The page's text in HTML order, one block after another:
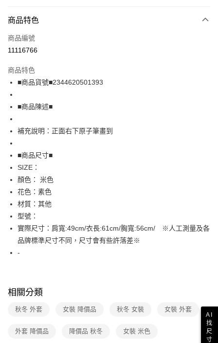
信用卡一次付款
超商取貨付款
Apple Pay
街口支付
全盈+PAY
AFTEE先享後付
相關說明
【關於「AFTEE先享後付」】
AFTEE先享後付是「在收到商品之後才付款」的支付方式。 讓您購物簡單
便利好安心！
１．簡單：不需註冊會員、不需綁卡、不需儲值。
３．安心：先確認商品／服務後，再付款。
【「AFTEE先享後付」結帳流程】
１．於結帳方式選擇「AFTEE先享後付」後，將跳轉至「AFTEE先享後付」
結帳頁面，進行簡訊認證並確認金額後，即可完成結帳。
※ 請注意：結帳手續完成當下不需立刻繳費，但若您需要取消訂單，請聯絡
購買商品的店家。未經商家同意取消之訂單仍視為有效，需透過AFTEE先享
後付繳納相關費用。
客戶支援中心」
https://netprotections.freshdesk.com/support/home
運送方式
全家取貨付款
免運費
付款後7-11取貨
免運費
宅配
商品特色
商品編號
11116766
商品特色
■商品貨號■2344620501393
■商品陳述■
補充說明：正面右下原子筆畫到
■商品尺寸■
SIZE：
顏色： 米色
花色：素色
材質：其他
型號：
實際尺寸：肩寬:49cm/衣長:61cm/胸寬:56cm/ ※人工測量及各
品牌標準尺寸不同，尺寸會有些許落差※
-
相關分類
秋冬 外套 女裝 降價品 秋冬 女裝 女裝 外套
外套 降價品 降價品 秋冬 女裝 米色
AI
找
尺
寸